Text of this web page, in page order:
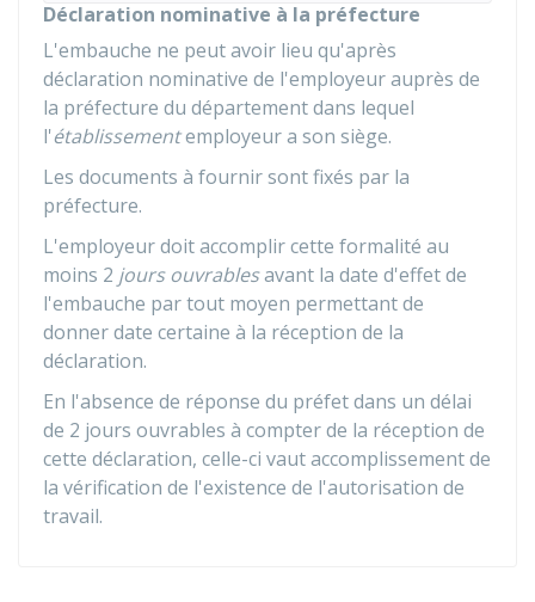
Déclaration nominative à la préfecture
L'embauche ne peut avoir lieu qu'après
déclaration nominative de l'employeur auprès de
la préfecture du département dans lequel
l'établissementemployeur a son siège.
Les documents à fournir sont fixés par la
préfecture.
L'employeur doit accomplir cette formalité au
moins 2 jours ouvrablesavant la date d'effet de
l'embauche par tout moyen permettant de
donner date certaine à la réception de la
déclaration.
En l'absence de réponse du préfet dans un délai
de 2 jours ouvrables à compter de la réception de
cette déclaration, celle-ci vaut accomplissement de
la vérification de l'existence de l'autorisation de
travail.